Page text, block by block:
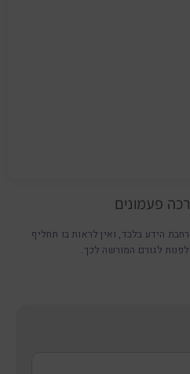
פעמונים
הידע בלבד, ואין לראות בו תחליף
לגורם המורשה לכך.